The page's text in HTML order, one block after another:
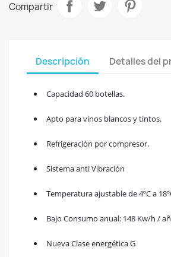
Compartir
Descripción Detalles del
Capacidad 60 botellas.
Apto para vinos blancos y tintos.
Refrigeración por compresor.
Sistema anti Vibración
Temperatura ajustable de 4ºC a
Bajo Consumo anual: 148 Kw/h /
Nueva Clase energética G